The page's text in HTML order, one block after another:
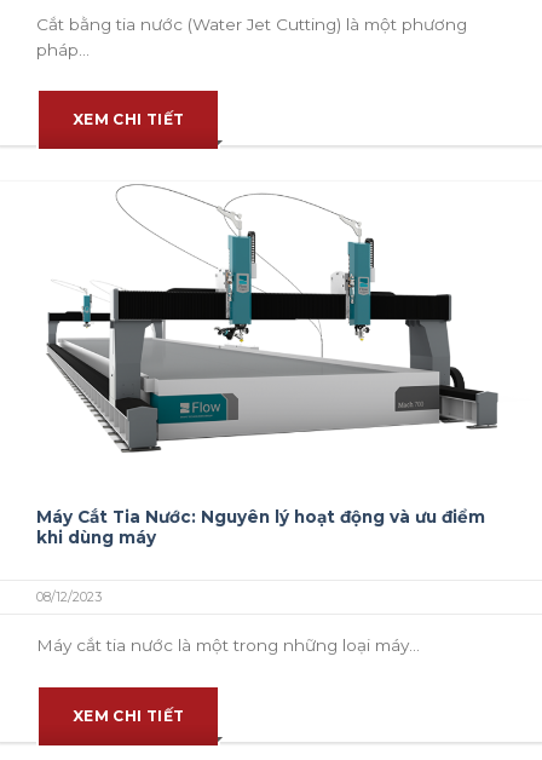
Cắt bằng tia nước (Water Jet Cutting) là một phương
pháp...
XEM CHI TIẾT
Máy Cắt Tia Nước: Nguyên lý hoạt động và ưu điểm
khi dùng máy
08/12/2023
Máy cắt tia nước là một trong những loại máy...
XEM CHI TIẾT